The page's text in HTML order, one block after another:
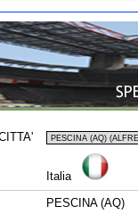
Italia
PESCINA (AQ)